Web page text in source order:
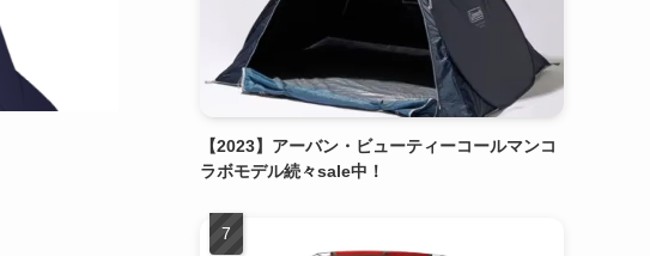
【2023】アーバン・ビューティーコールマンコ
ラボモデル続々sale中！